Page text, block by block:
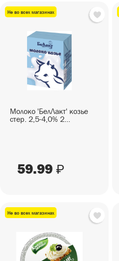
Не во всех магазинах
Молоко 'БелЛакт' козье
стер. 2,5-4,0% 2...
59.99 ₽
Не во всех магазинах